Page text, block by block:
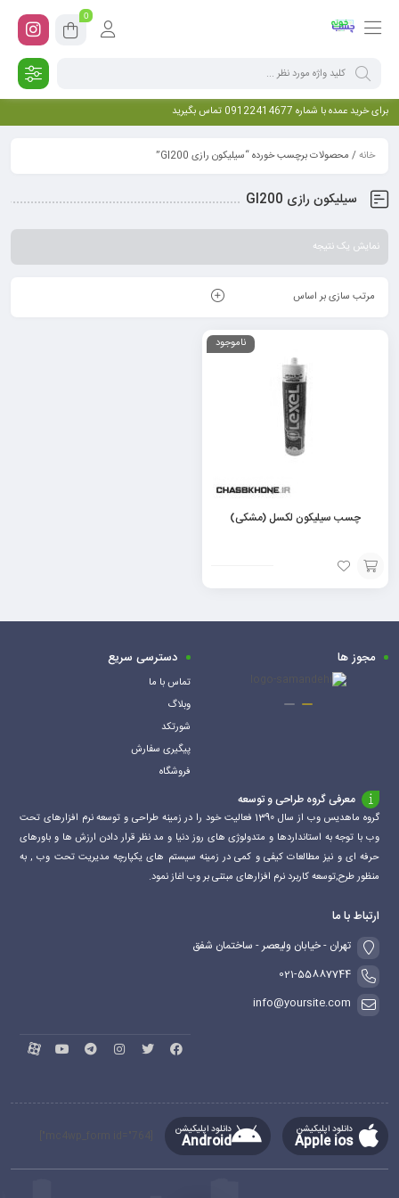
0
برای خرید عمده با شماره 09122414677 تماس بگیرید
خانه/ محصولات برچسب خورده “سیلیکون رازی GI200”
سیلیکون رازی GI200
نمایش یک نتیجه
مرتب سازی بر اساس
ناموجود
چسب سیلیکون لکسل (مشکی)
افزودن
به
مجوز ها دسترسی سریع
تماس با ما
وبلاگ
شورتکد
پیگیری سفارش
فروشگاه
معرفی گروه طراحی و توسعه
گروه ماهدیس وب از سال 1390 فعالیت خود را در زمینه طراحی و توسعه نرم افزارهای تحت
وب با توجه به استانداردها و متدولوژی های روز دنیا و مد نظر قرار دادن ارزش ها و باورهای
حرفه ای و نیز مطالعات کیفی و کمی در زمینه سیستم های یکپارچه مدیریت تحت وب , به
منظور طرح,توسعه کاربرد نرم افزارهای مبتنی بر وب اغاز نمود.
ارتباط با ما
تهران - خیابان ولیعصر - ساختمان شفق
021-55887744
info@yoursite.com
دانلود اپلیکیشن
Apple ios
دانلود اپلیکیشن
Android